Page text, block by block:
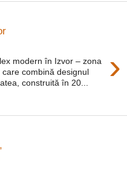
›
modern în Izvor – zona
combină designul
construită în 20...